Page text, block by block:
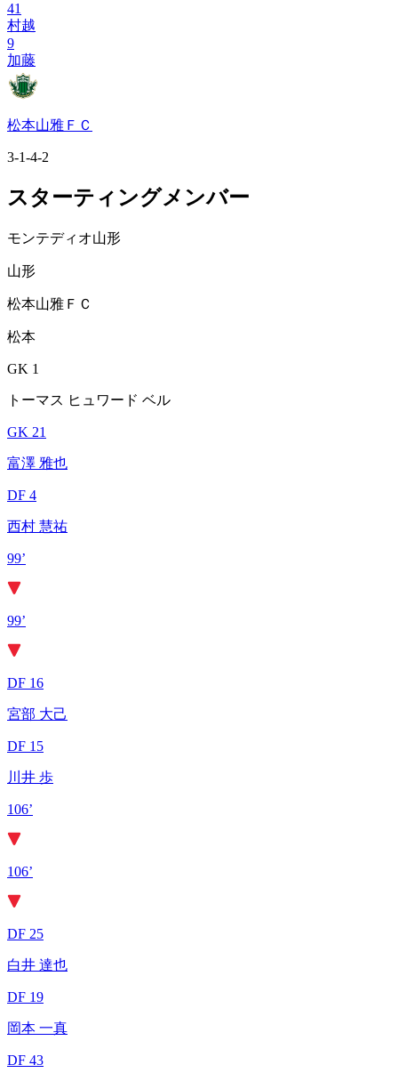
41
村越
9
加藤
松本山雅ＦＣ
3-1-4-2
スターティングメンバー
モンテディオ山形
山形
松本山雅ＦＣ
松本
GK 1
トーマス ヒュワード ベル
GK 21
富澤 雅也
DF 4
西村 慧祐
99’
99’
DF 16
宮部 大己
DF 15
川井 歩
106’
106’
DF 25
白井 達也
DF 19
岡本 一真
DF 43